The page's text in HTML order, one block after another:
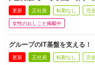
更新 正社員 転勤なし 完
女性のおしごと掲載中
グループのIT基盤を支える
更新 正社員 転勤なし 完